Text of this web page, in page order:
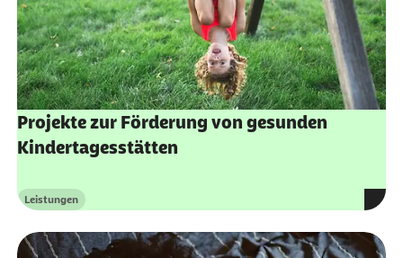
Projekte zur Förderung von gesunden
Kindertagesstätten
Kategorie
Leistungen